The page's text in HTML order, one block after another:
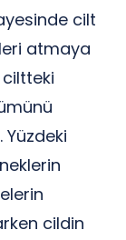
cilt
atmaya
ciltteki
cildin